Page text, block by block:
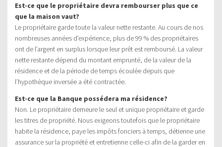
Est-ce que le propriétaire devra rembourser plus que ce
que la maison vaut?
Le propriétaire garde toute la valeur nette restante. Au cours de nos
nombreuses années d’expérience, plus de 99 % des propriétaires
ont de l’argent en surplus lorsque leur prêt est remboursé. La valeur
nette restante dépend du montant emprunté, de la valeur de la
résidence et de la période de temps écoulée depuis que
l’hypothèque inversée a été contractée.
Est-ce que la Banque possédera ma résidence?
Non. Le propriétaire demeure le seul et unique propriétaire et garde
les titres de propriété. Nous exigeons toutefois que le propriétaire
habite la résidence, paye les impôts fonciers à temps, détienne une
assurance sur la propriété et entretienne celle-ci afin de la garder en